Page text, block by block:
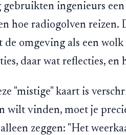
gebruikten ingenieurs
hoe radiogolven reizen.
de omgeving als een
daar wat reflecties, en
"mistige" kaart is
wilt vinden, moet je
zeggen: "Het